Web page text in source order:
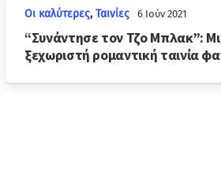
Οι καλύτερες,Ταινίες 6 Ιούν 2021
“Συνάντησε τον Τζο Μπλακ”:
ξεχωριστή ρομαντική ταινία